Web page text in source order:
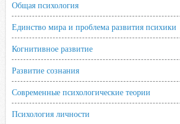
i
k
Общая психология
Единство мира и проблема развития психики
Когнитивное развитие
Развитие сознания
Современные психологические теории
Психология личности